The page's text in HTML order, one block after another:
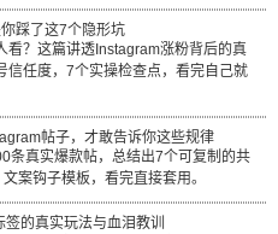
踩了这7个隐形坑
看？这篇讲透Instagram涨粉背后的真
信任度，7个实操检查点，看完自己就
帖子，才敢告诉你这些规律
条真实爆款帖，总结出7个可复制的共
案钩子模板，看完直接套用。
的真实玩法与血泪教训